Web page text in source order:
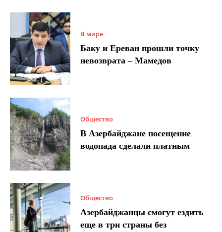
В мире
Баку и Ереван прошли точку
невозврата – Мамедов
Общество
В Азербайджане посещение
водопада сделали платным
Общество
Азербайджанцы смогут ездить
еще в три страны без